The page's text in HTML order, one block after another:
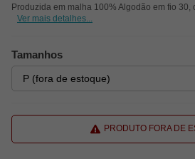
Produzida em malha 100% Algodão em fio 30,
Ver mais detalhes...
Tamanhos
PRODUTO FORA DE